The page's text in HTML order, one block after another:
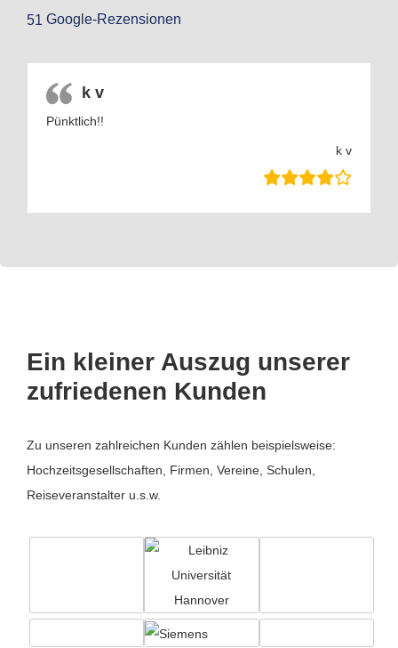
51 Google-Rezensionen
k v
Pünktlich!!
k v
Ein kleiner Auszug unserer
zufriedenen Kunden
Zu unseren zahlreichen Kunden zählen beispielsweise:
Hochzeitsgesellschaften, Firmen, Vereine, Schulen,
Reiseveranstalter u.s.w.